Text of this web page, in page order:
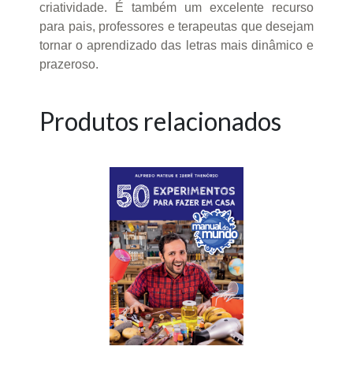
criatividade. É também um excelente recurso
para pais, professores e terapeutas que desejam
tornar o aprendizado das letras mais dinâmico e
prazeroso.
Produtos relacionados